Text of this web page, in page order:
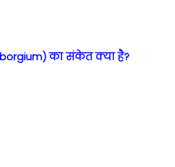
का संकेत क्या है?